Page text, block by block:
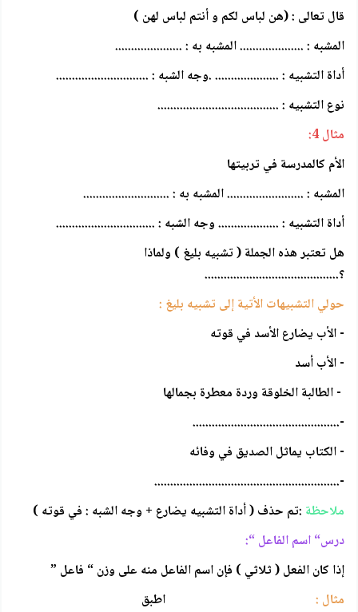
قال تعالى : (هن لباس لكم و أنتم لباس لهن )
المشبه : .................... المشبه به : .....................
أداة التشبيه : .................... .وجه الشبه : .............................
نوع التشبيه : ......................................
مثال 4:
الأم كالمدرسة في تربيتها
المشبه : ........................ المشبه به : ...........................
أداة التشبيه : ................... وجه الشبه : ...............................
هل تعتبر هذه الجملة ( تشبيه بليغ ) ولماذا
؟..........................................
حولي التشبيهات الأتية إلى تشبيه بليغ :
- الأب يضارع الأسد في قوته
- الأب أسد
- الطالبة الخلوقة وردة معطرة بجمالها
-..............................................
- الكتاب يماثل الصديق في وفائه
-..........................................................
ملاحظة :تم حذف ( أداة التشبيه يضارع + وجه الشبه : في قوته )
درس“ اسم الفاعل “:
إذا كان الفعل ( ثلاثي ) فإن اسم الفاعل منه على وزن “ فاعل ”
مثال :
اطبق